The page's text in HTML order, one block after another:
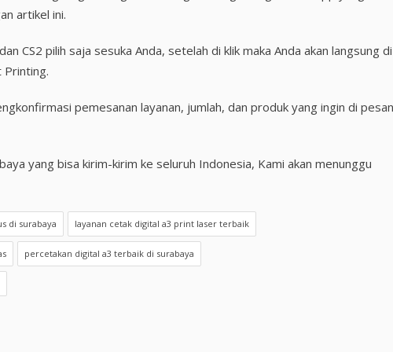
artikel ini.
CS2 pilih saja sesuka Anda, setelah di klik maka Anda akan langsung di
Printing.
pemesanan layanan, jumlah, dan produk yang ingin di
yang bisa kirim-kirim ke seluruh Indonesia, Kami akan menunggu
di surabaya layanan cetak digital a3 print laser terbaik
percetakan digital a3 terbaik di surabaya